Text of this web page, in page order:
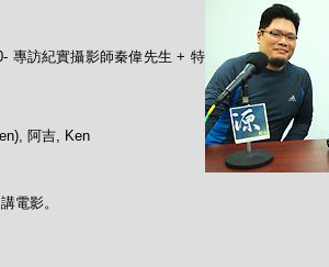
專訪紀實攝影師秦偉先生 + 特
阿吉, Ken
電影。